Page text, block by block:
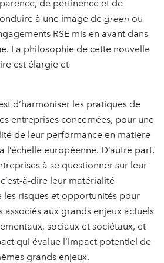
de pertinence et de
à une image de green ou
RSE mis en avant dans
La philosophie de cette nouvelle
est élargie et
d’harmoniser les pratiques de
entreprises concernées, pour une
de leur performance en matière
l’échelle européenne. D’autre part,
à se questionner sur leur
à-dire leur matérialité
les risques et opportunités pour
associés aux grands enjeux actuels
sociaux et sociétaux, et
qui évalue l’impact potentiel de
grands enjeux.